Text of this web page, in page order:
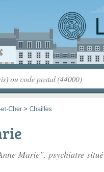
et-Cher > Chailles
Marie", psychiatre situé